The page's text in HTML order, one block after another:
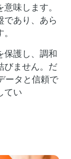
味します。
であり、あら
保護し、調和
びません。だ
ータと信頼で
てい